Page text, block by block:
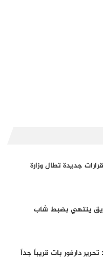
جديدة تطال وزارة
ينتهي بضبط شاب
دارفور بات قريباً جداً